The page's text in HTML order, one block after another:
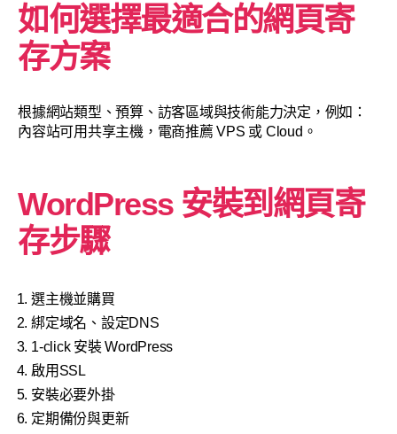
如何選擇最適合的網頁寄
存方案
根據網站類型、預算、訪客區域與技術能力決定，例如：
內容站可用共享主機，電商推薦 VPS 或 Cloud。
WordPress 安裝到網頁寄
存步驟
選主機並購買
綁定域名、設定DNS
1-click 安裝 WordPress
啟用SSL
安裝必要外掛
定期備份與更新